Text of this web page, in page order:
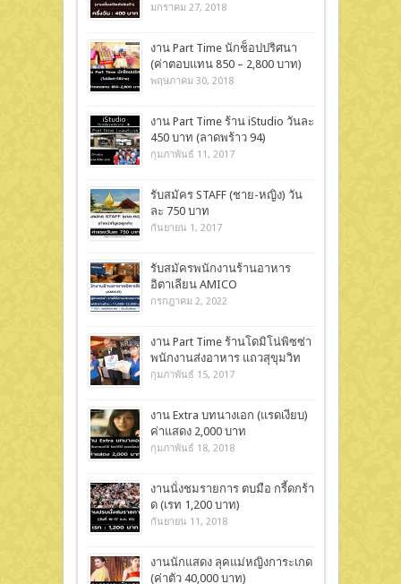
มกราคม 27, 2018
งาน Part Time นักช็อปปริศนา
(ค่าตอบแทน 850 – 2,800 บาท)
พฤษภาคม 30, 2018
งาน Part Time ร้าน iStudio วันละ
450 บาท (ลาดพร้าว 94)
กุมภาพันธ์ 11, 2017
รับสมัคร STAFF (ชาย-หญิง) วัน
ละ 750 บาท
กันยายน 1, 2017
รับสมัครพนักงานร้านอาหาร
อิตาเลียน AMICO
กรกฎาคม 2, 2022
งาน Part Time ร้านโดมิโน่พิซซ่า
พนักงานส่งอาหาร แถวสุขุมวิท
กุมภาพันธ์ 15, 2017
งาน Extra บทนางเอก (แรดเงียบ)
ค่าแสดง 2,000 บาท
กุมภาพันธ์ 18, 2018
งานนั่งชมรายการ ตบมือ กรี้ดกร้า
ด (เรท 1,200 บาท)
กันยายน 11, 2018
งานนักแสดง ลุคแม่หญิงการะเกด
(ค่าตัว 40,000 บาท)